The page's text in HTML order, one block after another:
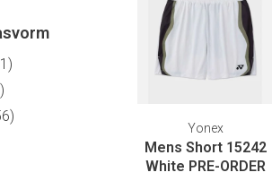
Yonex
Mens Short 15242
White PRE-ORDER